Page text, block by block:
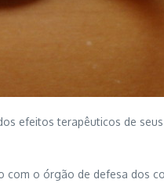
efeitos terapêuticos de
o órgão de defesa dos